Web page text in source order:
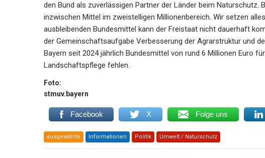
den Bund als zuverlässigen Partner der Länder beim
inzwischen Mittel im zweistelligen Millionenbereich. Wir setzen
ausbleibenden Bundesmittel kann der Freistaat nicht dauerhaft
der Gemeinschaftsaufgabe Verbesserung der Agrarstruktur und
Bayern seit 2024 jährlich Bundesmittel von rund 6 Millionen Euro
Landschaftspflege fehlen.
Foto:
stmuv.bayern
Facebook X Folge uns
ausgewählte Informationen Politik Umwelt / Naturschutz